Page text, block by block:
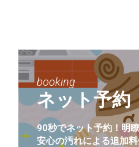
booking
ネット予約
90秒でネット予約！明
安心の汚れによる追加料